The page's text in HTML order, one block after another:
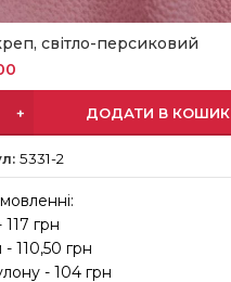
світло-персиковий
ДОДАТИ В КОШИК
5331-2
117 грн
- 110,50 грн
- 104 грн